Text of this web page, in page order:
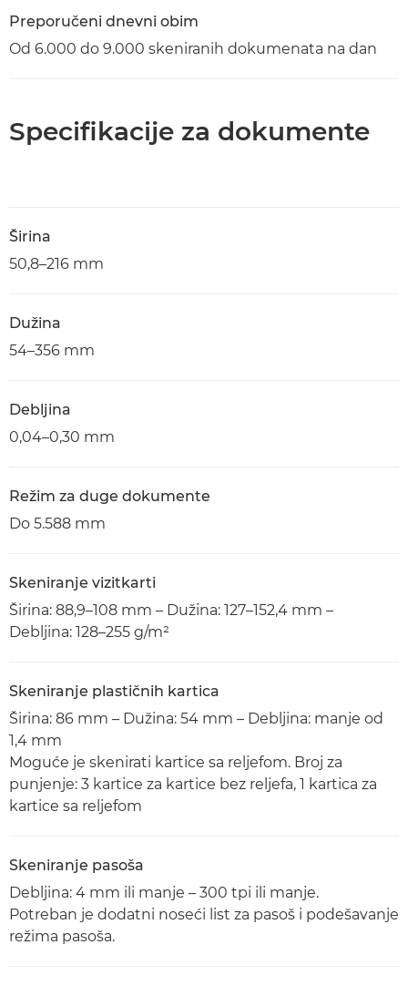
Preporučeni dnevni obim
Od 6.000 do 9.000 skeniranih dokumenata na dan
Specifikacije za dokumente
Širina
50,8–216 mm
Dužina
54–356 mm
Debljina
0,04–0,30 mm
Režim za duge dokumente
Do 5.588 mm
Skeniranje vizitkarti
Širina: 88,9–108 mm – Dužina: 127–152,4 mm –
Debljina: 128–255 g/m²
Skeniranje plastičnih kartica
Širina: 86 mm – Dužina: 54 mm – Debljina: manje od
1,4 mm
Moguće je skenirati kartice sa reljefom. Broj za
punjenje: 3 kartice za kartice bez reljefa, 1 kartica za
kartice sa reljefom
Skeniranje pasoša
Debljina: 4 mm ili manje – 300 tpi ili manje.
Potreban je dodatni noseći list za pasoš i podešavanje
režima pasoša.